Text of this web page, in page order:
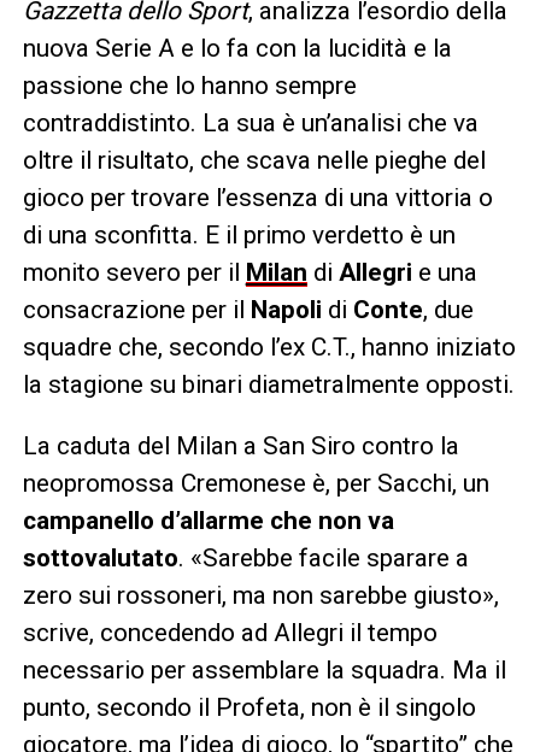
Gazzetta dello Sport, analizza l’esordio della
nuova Serie A e lo fa con la lucidità e la
passione che lo hanno sempre
contraddistinto. La sua è un’analisi che va
oltre il risultato, che scava nelle pieghe del
gioco per trovare l’essenza di una vittoria o
di una sconfitta. E il primo verdetto è un
monito severo per il Milan di Allegri e una
consacrazione per il Napoli di Conte, due
squadre che, secondo l’ex C.T., hanno iniziato
la stagione su binari diametralmente opposti.
La caduta del Milan a San Siro contro la
neopromossa Cremonese è, per Sacchi, un
campanello d’allarme che non va
sottovalutato. «Sarebbe facile sparare a
zero sui rossoneri, ma non sarebbe giusto»,
scrive, concedendo ad Allegri il tempo
necessario per assemblare la squadra. Ma il
punto, secondo il Profeta, non è il singolo
giocatore, ma l’idea di gioco, lo “spartito” che